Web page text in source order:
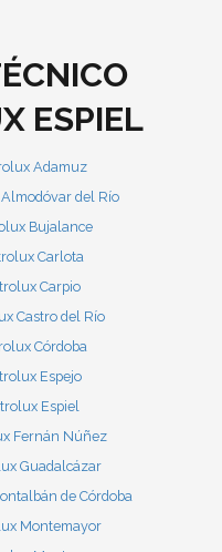
ESPIEL
Adamuz
del Río
Bujalance
Carlota
Carpio
Castro del Río
Córdoba
Espejo
Espiel
Fernán Núñez
Guadalcázar
de Córdoba
Montemayor